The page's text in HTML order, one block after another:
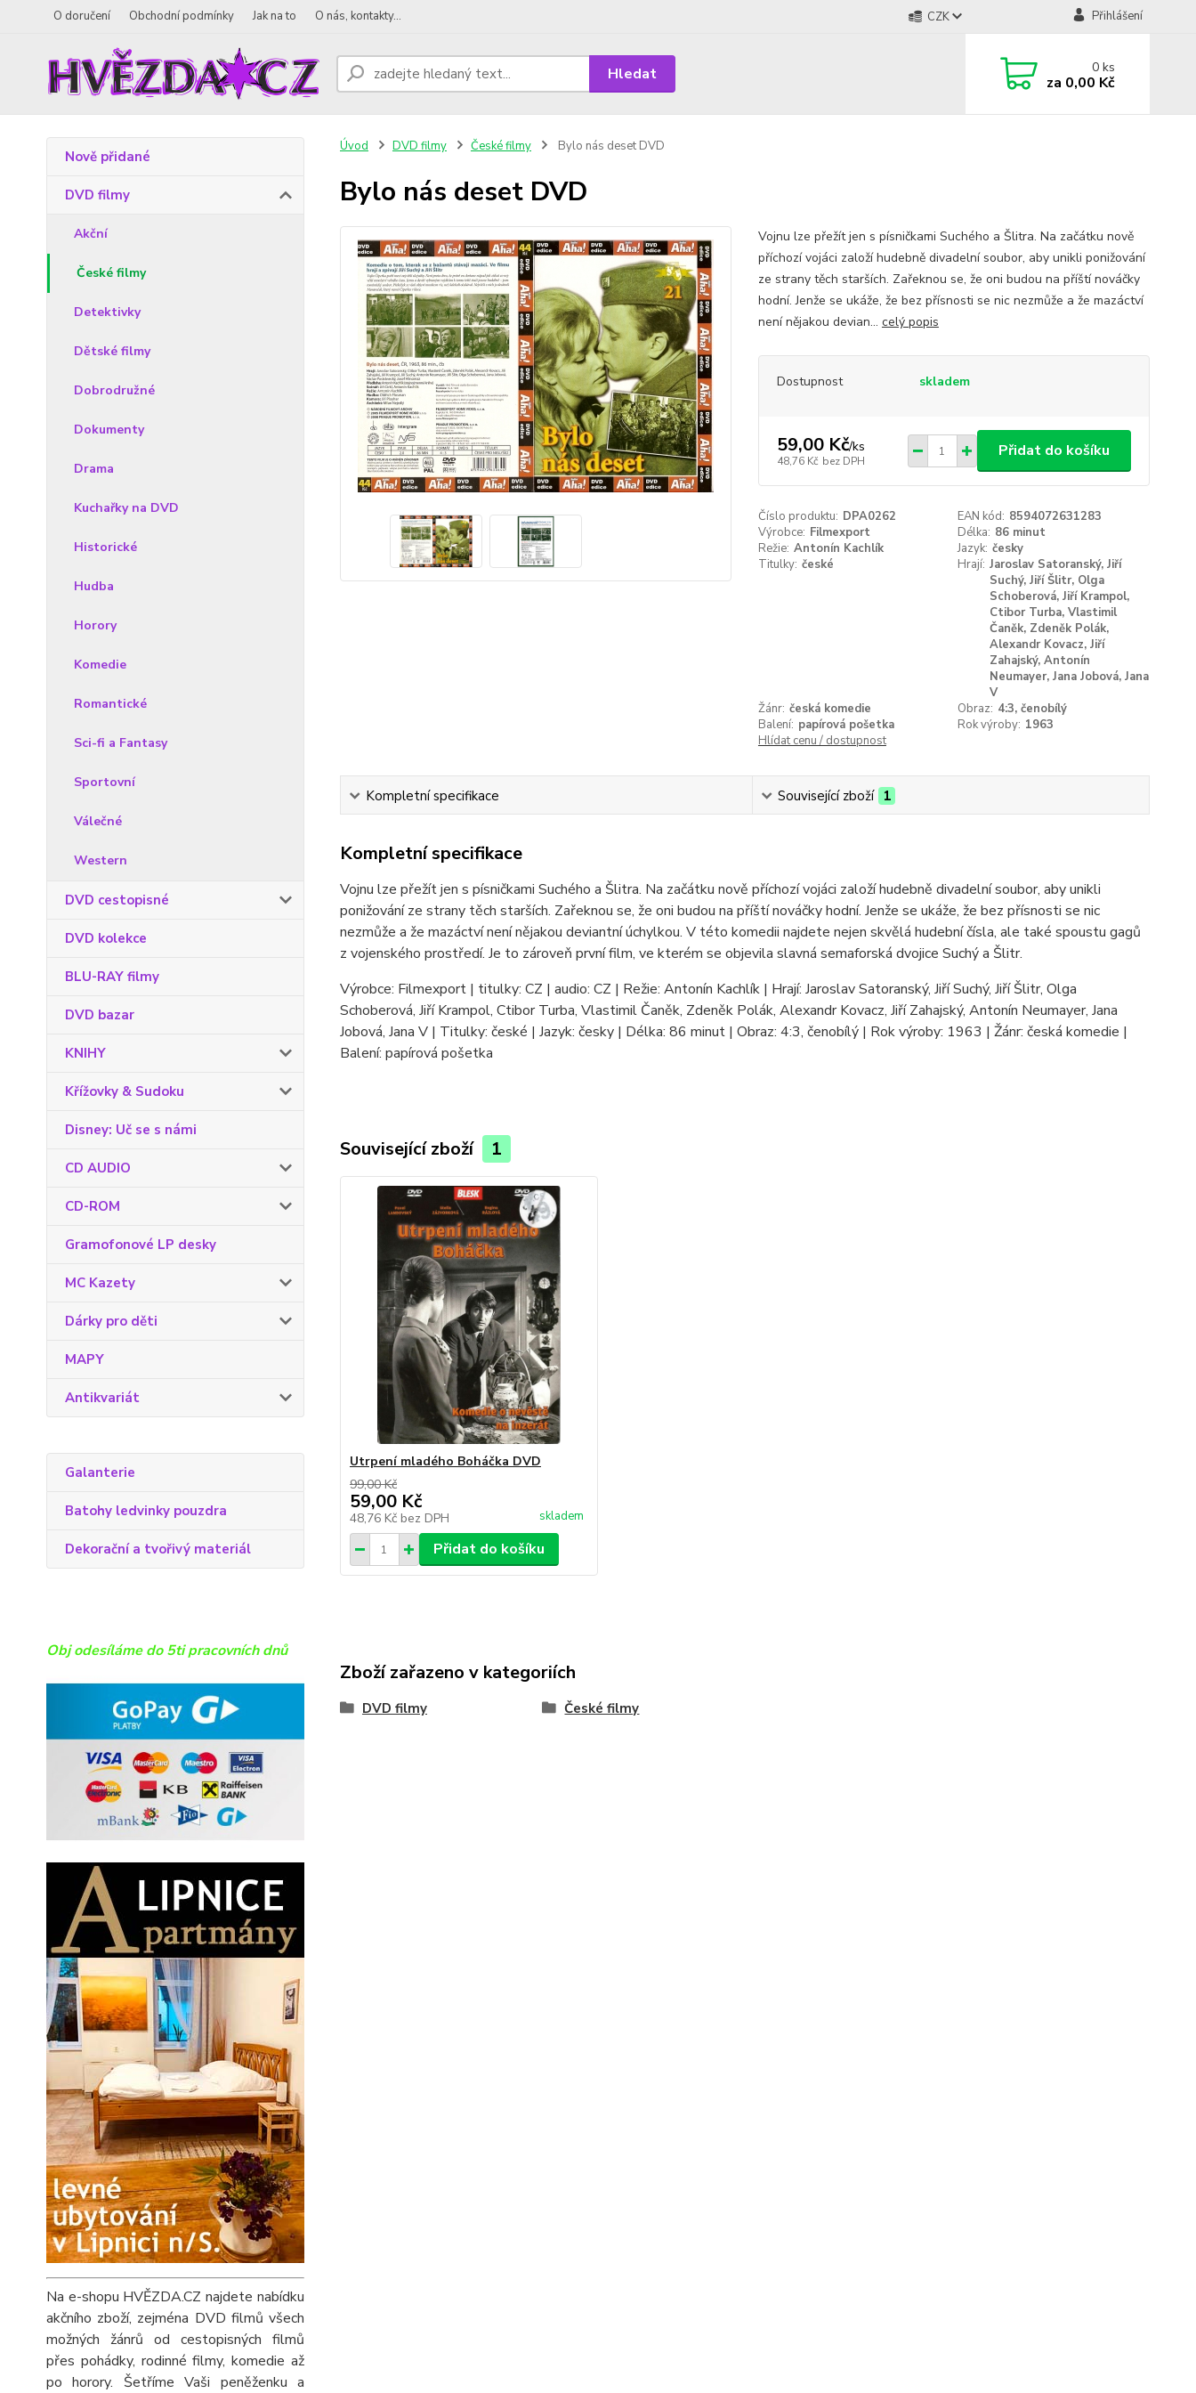
O doručení Obchodní podmínky Jak na to O nás, kontakty... CZK Přihlášení
Hledat 0ks
za 0,00 Kč
Nově přidané
DVD filmy
Akční
České filmy
Detektivky
Dětské filmy
Dobrodružné
Dokumenty
Drama
Kuchařky na DVD
Historické
Hudba
Horory
Komedie
Romantické
Sci-fi a Fantasy
Sportovní
Válečné
Western
DVD cestopisné
DVD kolekce
BLU-RAY filmy
DVD bazar
KNIHY
Křížovky & Sudoku
Disney: Uč se s námi
CD AUDIO
CD-ROM
Gramofonové LP desky
MC Kazety
Dárky pro děti
MAPY
Antikvariát
Galanterie
Batohy ledvinky pouzdra
Dekorační a tvořivý materiál
Obj odesíláme do 5ti pracovních dnů
Na e-shopu HVĚZDA.CZ najdete nabídku
akčního zboží, zejména DVD filmů všech
možných žánrů od cestopisných filmů
přes pohádky, rodinné filmy, komedie až
po horory. Šetříme Vaši peněženku a
Úvod DVD filmy České filmy Bylo nás deset DVD
Bylo nás deset DVD
Vojnu lze přežít jen s písničkami Suchého a Šlitra. Na začátku nově
příchozí vojáci založí hudebně divadelní soubor, aby unikli ponižování
ze strany těch starších. Zařeknou se, že oni budou na příští nováčky
hodní. Jenže se ukáže, že bez přísnosti se nic nezmůže a že mazáctví
není nějakou devian... celý popis
Dostupnost skladem
59,00 Kč/ks
48,76 Kč bez DPH
Přidat do košíku
Číslo produktu: DPA0262 EAN kód: 8594072631283
Výrobce: Filmexport Délka: 86 minut
Režie: Antonín Kachlík Jazyk: česky
Titulky: české Hrají: Jaroslav Satoranský, Jiří
Suchý, Jiří Šlitr, Olga
Schoberová, Jiří Krampol,
Ctibor Turba, Vlastimil
Čaněk, Zdeněk Polák,
Alexandr Kovacz, Jiří
Zahajský, Antonín
Neumayer, Jana Jobová, Jana
V
Žánr: česká komedie Obraz: 4:3, čenobílý
Balení: papírová pošetka Rok výroby: 1963
Hlídat cenu / dostupnost
Kompletní specifikace Související zboží 1
Kompletní specifikace
Vojnu lze přežít jen s písničkami Suchého a Šlitra. Na začátku nově příchozí vojáci založí hudebně divadelní soubor, aby unikli
ponižování ze strany těch starších. Zařeknou se, že oni budou na příští nováčky hodní. Jenže se ukáže, že bez přísnosti se nic
nezmůže a že mazáctví není nějakou deviantní úchylkou. V této komedii najdete nejen skvělá hudební čísla, ale také spoustu gagů
z vojenského prostředí. Je to zároveň první film, ve kterém se objevila slavná semaforská dvojice Suchý a Šlitr.
Výrobce: Filmexport | titulky: CZ | audio: CZ | Režie: Antonín Kachlík | Hrají: Jaroslav Satoranský, Jiří Suchý, Jiří Šlitr, Olga
Schoberová, Jiří Krampol, Ctibor Turba, Vlastimil Čaněk, Zdeněk Polák, Alexandr Kovacz, Jiří Zahajský, Antonín Neumayer, Jana
Jobová, Jana V | Titulky: české | Jazyk: česky | Délka: 86 minut | Obraz: 4:3, čenobílý | Rok výroby: 1963 | Žánr: česká komedie |
Balení: papírová pošetka
Související zboží 1
Utrpení mladého Boháčka DVD
99,00 Kč
59,00 Kč
48,76 Kč bez DPH skladem
Přidat do košíku
Zboží zařazeno v kategoriích
DVD filmy České filmy